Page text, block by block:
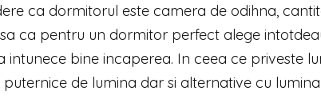
ca dormitorul este camera de odihna,
ca pentru un dormitor perfect alege
intunece bine incaperea. In ceea ce priveste
puternice de lumina dar si alternative cu